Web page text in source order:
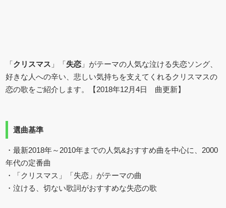
「クリスマス 」「失恋 」がテーマの人気な泣ける失恋ソング、
好きな人への辛い、悲しい気持ちを支えてくれるクリスマスの
恋の歌をご紹介します。【2018年12月4日 曲更新】
選曲基準
・最新2018年～2010年までの人気&おすすめ曲を中心に、2000
年代の定番曲
・「クリスマス」「失恋」がテーマの曲
・泣ける、切ない歌詞がおすすめな失恋の歌